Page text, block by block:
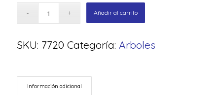
Añadir al carrito
SKU: 7720 Categoría: Arboles
Información adicional